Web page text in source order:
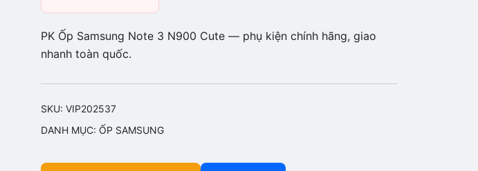
PK Ốp Samsung Note 3 N900 Cute — phụ kiện chính hãng, giao
nhanh toàn quốc.
SKU: VIP202537
DANH MỤC: ỐP SAMSUNG